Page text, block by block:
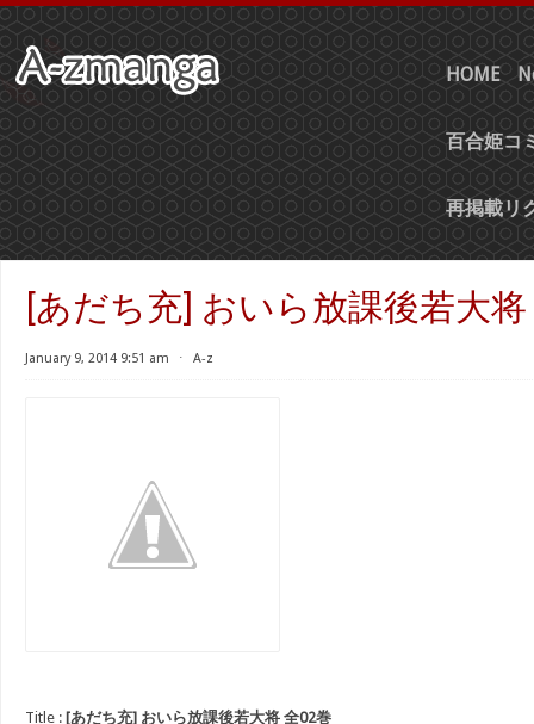
HOME
百合姫コ
再掲載リ
[あだち充] おいら放課後若大将
January 9, 2014 9:51 am ⋅ A-z
Title : [あだち充] おいら放課後若大将 全02巻